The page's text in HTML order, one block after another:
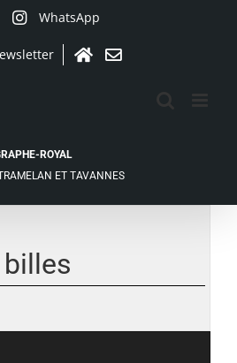
WhatsApp
Contact
ROYAL
ET TAVANNES